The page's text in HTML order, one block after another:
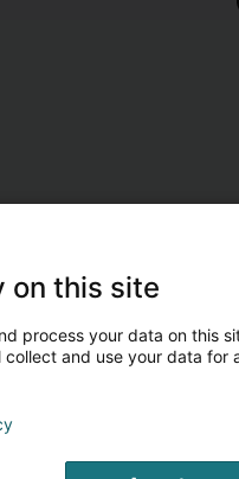
on this site
process your data on this
and use your data for